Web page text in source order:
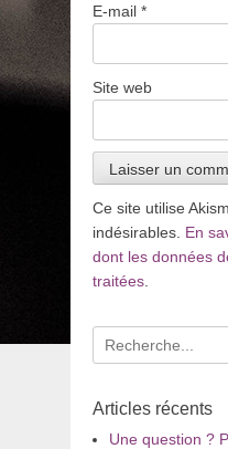
E-mail *
Site web
Ce site utilise
indésirables. En
dont les données
traitées
Recherche
pour
Articles récents
Une question ?